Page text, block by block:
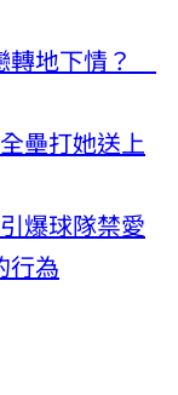
轉地下情？
壘打她送上
爆球隊禁愛
行為